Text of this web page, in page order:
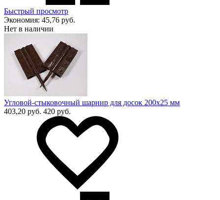
Быстрый просмотр
Экономия: 45,76 руб.
Нет в наличии
Угловой-стыковочный шарнир для досок 200х25 мм
403,20 руб. 420 руб.